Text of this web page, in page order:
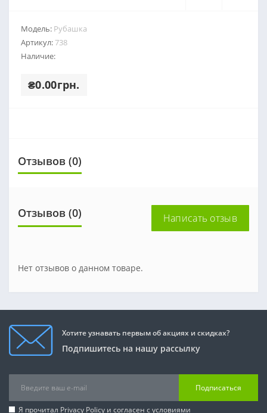
Модель: Рубашка
Артикул:738
Наличие:
₴0.00грн.
Отзывов (0)
Отзывов (0) Написать отзыв
Нет отзывов о данном товаре.
Хотите узнавать первым об акциях и скидках?
Подпишитесь на нашу рассылку
Подписаться
Я прочитал Privacy Policy и согласен с условиями